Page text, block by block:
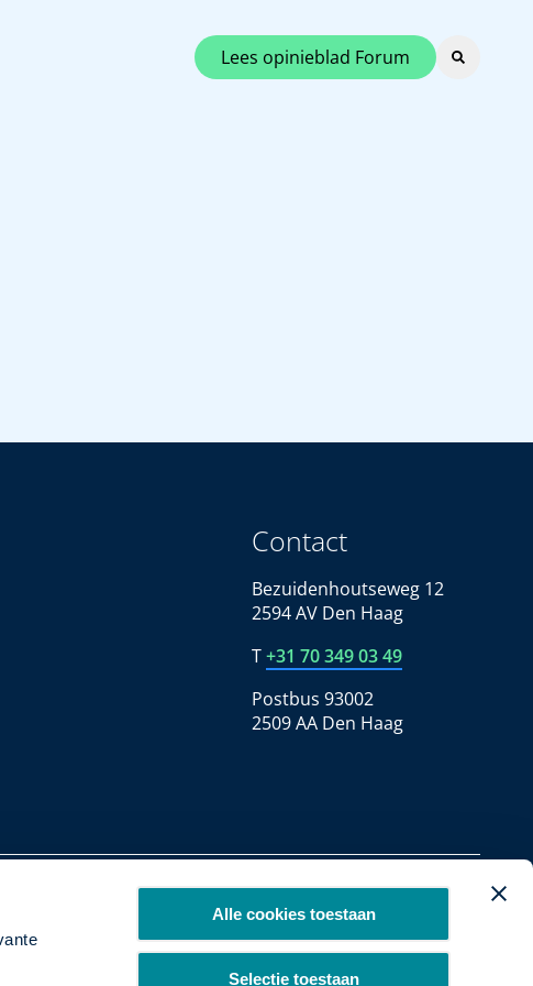
Alle cookies toestaan
Selectie toestaan
Lees opinieblad Forum
Contact
Bezuidenhoutseweg 12
2594 AV Den Haag
T+31 70 349 03 49
Postbus 93002
2509 AA Den Haag
Copyright 2026